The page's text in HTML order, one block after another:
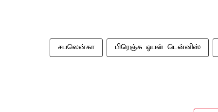
சபலென்கா பிரெஞ்சு ஓபன் டென்னிஸ்